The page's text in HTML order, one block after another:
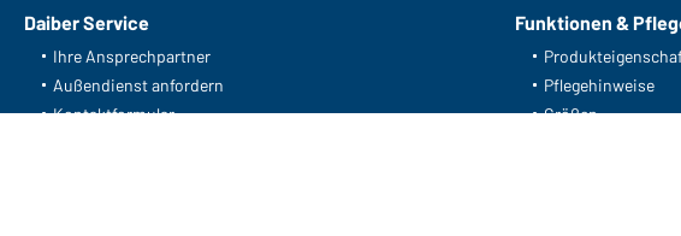
Daiber Service
Ihre Ansprechpartner
Außendienst anfordern
Kontaktformular
Funktionen &
Pflegehinweise
Größen